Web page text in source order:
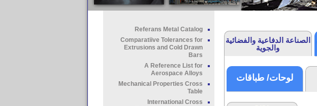
Referans Metal Catalog
Comparatiive Tolerances for
Extrusions and Cold Drawn
Bars
A Reference List for
Aerospace Alloys
Mechanical Properties Cross
Table
International Cross
الصناعة الدفاعية والفضائية
والجوية
لوحات/ طباقات